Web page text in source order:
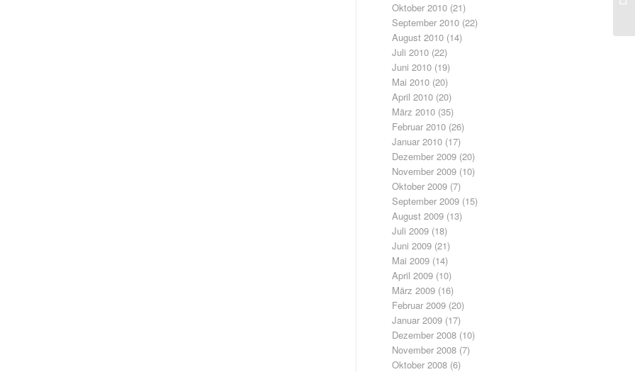
Oktober 2010 (21)
September 2010 (22)
August 2010 (14)
Juli 2010 (22)
Juni 2010 (19)
Mai 2010 (20)
April 2010 (20)
März 2010 (35)
Februar 2010 (26)
Januar 2010 (17)
Dezember 2009 (20)
November 2009 (10)
Oktober 2009 (7)
September 2009 (15)
August 2009 (13)
Juli 2009 (18)
Juni 2009 (21)
Mai 2009 (14)
April 2009 (10)
März 2009 (16)
Februar 2009 (20)
Januar 2009 (17)
Dezember 2008 (10)
November 2008 (7)
Oktober 2008 (6)